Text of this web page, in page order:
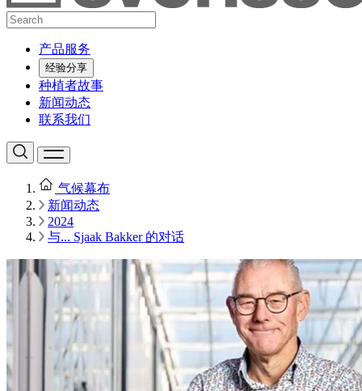
产品服务
经验分享
种植者故事
新闻动态
联系我们
气候幕布
新闻动态
2024
与... Sjaak Bakker 的对话